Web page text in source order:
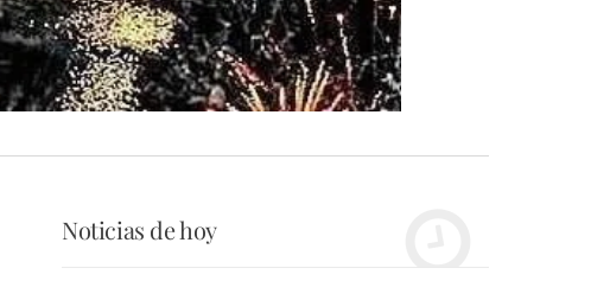
Noticias de hoy